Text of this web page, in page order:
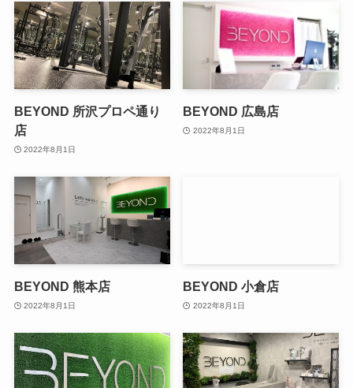
BEYOND 所沢プロペ通り
店
2022年8月1日
BEYOND 広島店
2022年8月1日
BEYOND 熊本店
2022年8月1日
BEYOND 小倉店
2022年8月1日